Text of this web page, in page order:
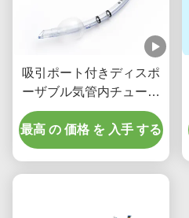
吸引ポート付きディスポ
ーザブル気管内チューブ
- DEHPフリー透明
PVC、5年間品質保証
最高 の 価格 を 入手 する